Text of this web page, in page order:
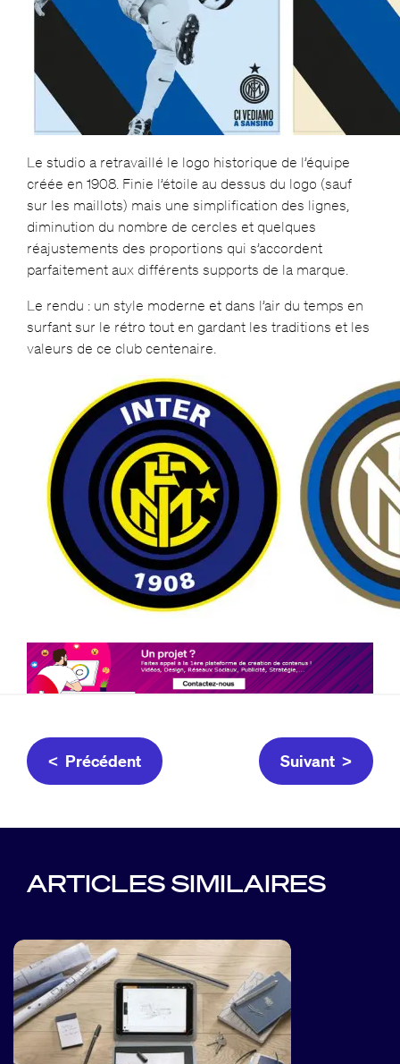
Le studio a retravaillé le logo historique de l’équipe
créée en 1908. Finie l’étoile au dessus du logo (sauf
sur les maillots) mais une simplification des lignes,
diminution du nombre de cercles et quelques
réajustements des proportions qui s’accordent
parfaitement aux différents supports de la marque.
Le rendu : un style moderne et dans l’air du temps en
surfant sur le rétro tout en gardant les traditions et les
valeurs de ce club centenaire.
< Précédent Suivant >
ARTICLES SIMILAIRES